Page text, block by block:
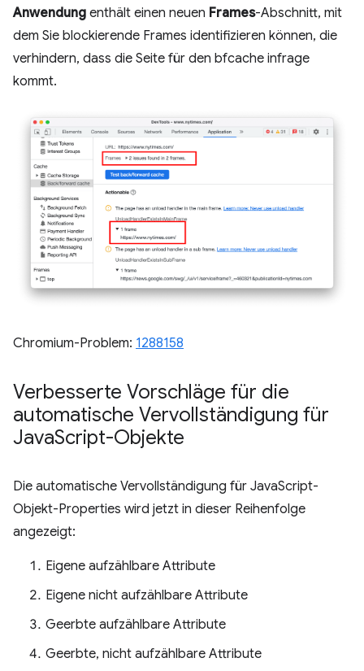
Anwendung enthält einen neuen Frames-Abschnitt, mit
dem Sie blockierende Frames identifizieren können, die
verhindern, dass die Seite für den bfcache infrage
kommt.
Chromium-Problem: 1288158
Verbesserte Vorschläge für die
automatische Vervollständigung für
JavaScript-Objekte
Die automatische Vervollständigung für JavaScript-
Objekt-Properties wird jetzt in dieser Reihenfolge
angezeigt:
Eigene aufzählbare Attribute
Eigene nicht aufzählbare Attribute
Geerbte aufzählbare Attribute
Geerbte, nicht aufzählbare Attribute